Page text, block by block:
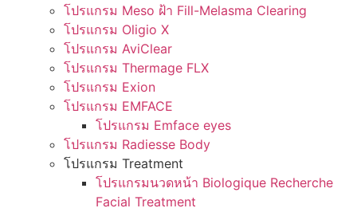
โปรแกรม Meso ฝ้า Fill-Melasma Clearing
โปรแกรม Oligio X
โปรแกรม AviClear
โปรแกรม Thermage FLX
โปรแกรม Exion
โปรแกรม EMFACE
โปรแกรม Emface eyes
โปรแกรม Radiesse Body
โปรแกรม Treatment
โปรแกรมนวดหน้า Biologique Recherche
Facial Treatment